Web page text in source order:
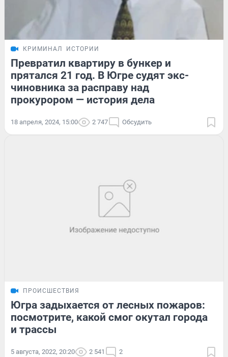
КРИМИНАЛ ИСТОРИИ
Превратил квартиру в бункер и
прятался 21 год. В Югре судят экс-
чиновника за расправу над
прокурором — история дела
18 апреля, 2024, 15:00 2 747 Обсудить
ПРОИСШЕСТВИЯ
Югра задыхается от лесных пожаров:
посмотрите, какой смог окутал города
и трассы
5 августа, 2022, 20:20 2 541 2